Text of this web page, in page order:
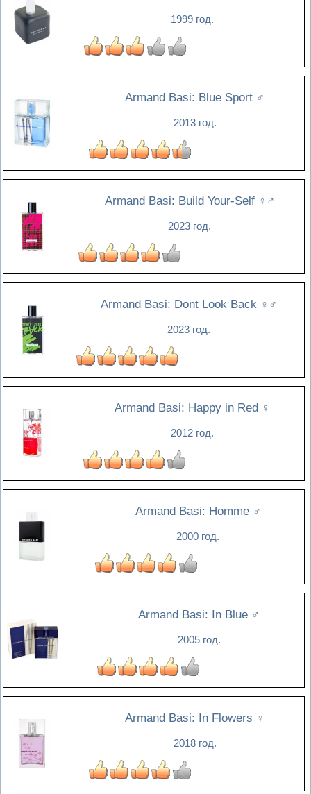
1999 год.
Armand Basi: Blue Sport ♂
2013 год.
Armand Basi: Build Your-Self ♀♂
2023 год.
Armand Basi: Dont Look Back ♀♂
2023 год.
Armand Basi: Happy in Red ♀
2012 год.
Armand Basi: Homme ♂
2000 год.
Armand Basi: In Blue ♂
2005 год.
Armand Basi: In Flowers ♀
2018 год.